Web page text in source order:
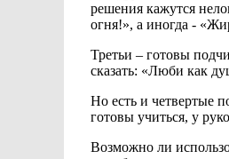
решения кажутся
огня!», а иногда -
Третьи – готовы
сказать: «Люби как
Но есть и четвертые
готовы учиться, у
Возможно ли